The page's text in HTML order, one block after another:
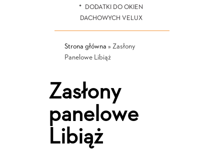
DODATKI DO OKIEN
DACHOWYCH VELUX
Strona główna » Zasłony
Panelowe Libiąż
Zasłony
panelowe
Libiąż